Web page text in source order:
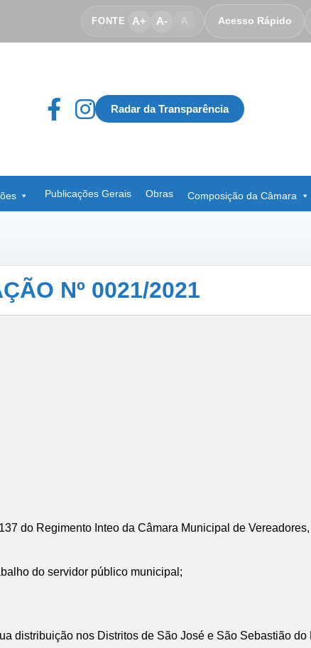
FONTE A+ A- A Acesso Rápido
Radar da Transparência
Publicações Gerais Obras Composição da Câmara
Nº 0021/2021
do Regimento Inteo da Câmara Municipal de
do servidor público municipal;
distribuição nos Distritos de São José e São Sebastião